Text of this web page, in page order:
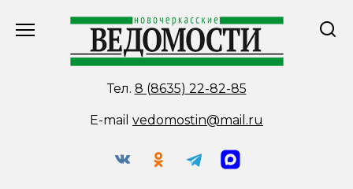
Тел. 8 (8635) 22-82-85
E-mail vedomostin@mail.ru